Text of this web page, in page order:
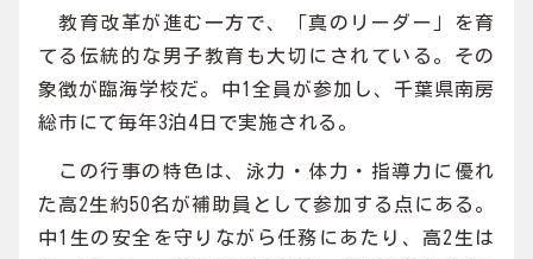
教育改革が進む一方で、「真のリーダー」を育
てる伝統的な男子教育も大切にされている。その
象徴が臨海学校だ。中1全員が参加し、千葉県南房
総市にて毎年3泊4日で実施される。
この行事の特色は、泳力・体力・指導力に優れ
た高2生約50名が補助員として参加する点にある。
中1生の安全を守りながら任務にあたり、高2生は